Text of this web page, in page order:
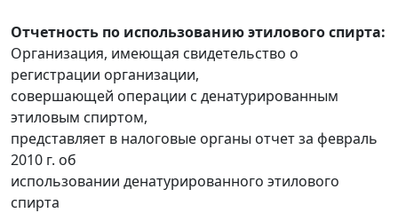
Отчетность по использованию этилового спирта:
Организация, имеющая свидетельство о
регистрации организации,
совершающей операции с денатурированным
этиловым спиртом,
представляет в налоговые органы отчет за февраль
2010 г. об
использовании денатурированного этилового
спирта